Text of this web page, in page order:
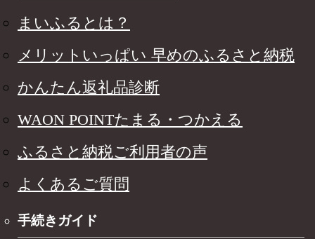
まいふるとは？
メリットいっぱい 早めのふるさと納税
かんたん返礼品診断
WAON POINTたまる・つかえる
ふるさと納税ご利用者の声
よくあるご質問
手続きガイド